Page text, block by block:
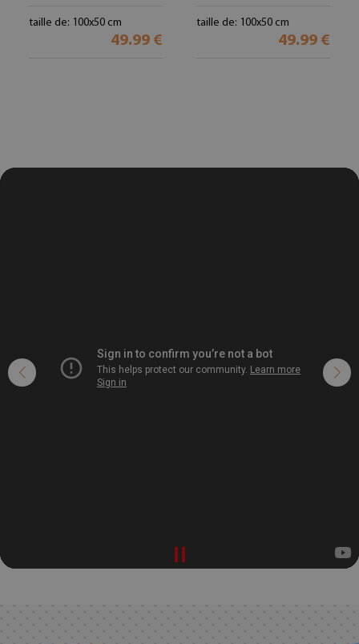
taille de: 100x50 cm
49.99 €
taille de: 100x50 cm
49.99 €